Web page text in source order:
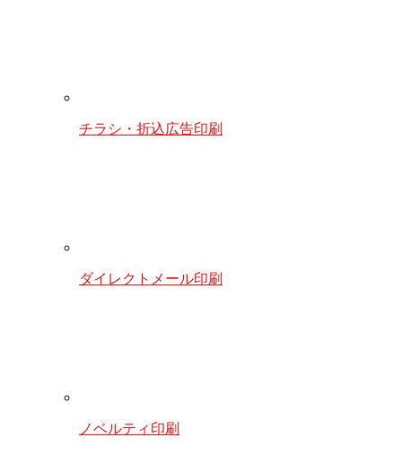
チラシ・折込広告印刷
ダイレクトメール印刷
ノベルティ印刷